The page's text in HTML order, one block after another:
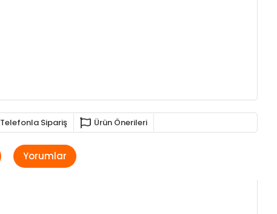
Telefonla Sipariş Ürün Önerileri
Yorumlar